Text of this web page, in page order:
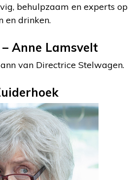
behulpzaam en experts op
en drinken.
– Anne Lamsvelt
van Directrice Stelwagen.